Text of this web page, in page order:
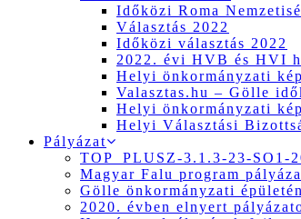
Időközi Roma
Választás 2022
Időközi választás 2022
2022. évi HVB és HVI
Helyi önkormányzati
Valasztas.hu – Gölle
Helyi önkormányzati
Helyi Választási
Pályázat
TOP_PLUSZ-3.1.3-23-SO1-
Magyar Falu program
Gölle önkormányzati
2020. évben elnyert